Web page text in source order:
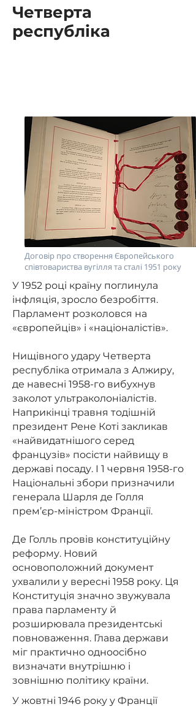
Четверта
республіка
Договір про створення Європейського
співтовариства вугілля та сталі 1951 року
У 1952 році країну поглинула
інфляція, зросло безробіття.
Парламент розколовся на
«європейців» і «націоналістів».
Нищівного удару Четверта
республіка отримала з Алжиру,
де навесні 1958-го вибухнув
заколот ультраколоніалістів.
Наприкінці травня тодішній
президент Рене Коті закликав
«найвидатнішого серед
французів» посісти найвищу в
державі посаду. І 1 червня 1958-го
Національні збори призначили
генерала Шарля де Голля
прем’єр-міністром Франції.
Де Голль провів конституційну
реформу. Новий
основоположний документ
ухвалили у вересні 1958 року. Ця
Конституція значно звужувала
права парламенту й
розширювала президентські
повноваження. Глава держави
міг практично одноосібно
визначати внутрішню і
зовнішню політику країни.
У жовтні 1946 року у Франції